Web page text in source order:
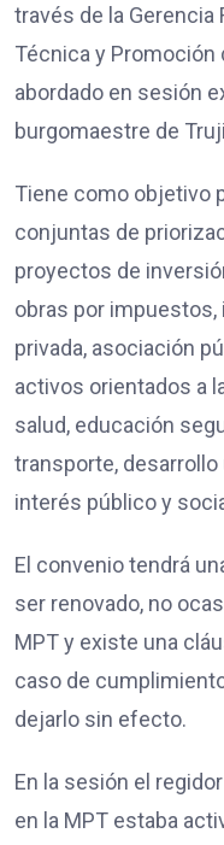
través de la Gerencia
Técnica y Promoción
abordado en sesión
burgomaestre de
Tiene como objetivo
conjuntas de
proyectos de
obras por
privada, asociación
activos orientados a
salud, educación
transporte,
interés público y
El convenio tendrá
ser renovado, no
MPT y existe una
caso de
dejarlo sin efecto.
En la sesión el
en la MPT estaba